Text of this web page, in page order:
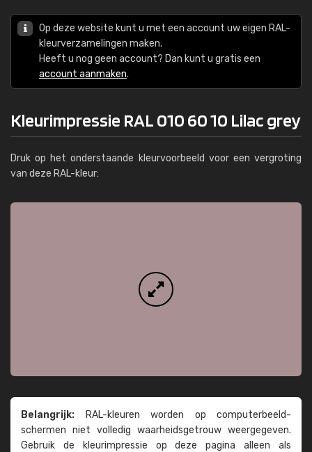
Op deze website kunt u met een account uw eigen RAL-
kleurverzamelingen maken.
Heeft u nog geen account? Dan kunt u gratis een
account aanmaken.
Kleurimpressie RAL 010 60 10 Lilac grey
Druk op het onderstaande kleurvoorbeeld voor een vergroting
van deze RAL-kleur:
Belangrijk: RAL-kleuren worden op computer­beeld­
schermen niet volledig waarheids­­getrouw weer­gegeven.
Gebruik de kleur­impressie op deze pagina alleen als